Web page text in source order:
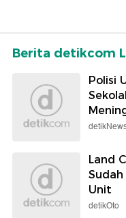
Berita detikcom
Polisi
Land
Sudah
Unit
detikOto